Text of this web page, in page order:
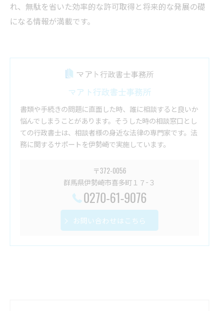
れ、無駄を省いた効率的な許可取得と将来的な発展の礎
になる情報が満載です。
マアト行政書士事務所
書類や手続きの問題に直面した時、誰に相談すると良いか
悩んでしまうことがあります。そうした時の相談窓口とし
ての行政書士は、相談者様の身近な法律の専門家です。法
務に関するサポートを伊勢崎で実施しています。
〒372-0056
群馬県伊勢崎市喜多町１７−３
0270-61-9076
お問い合わせはこちら